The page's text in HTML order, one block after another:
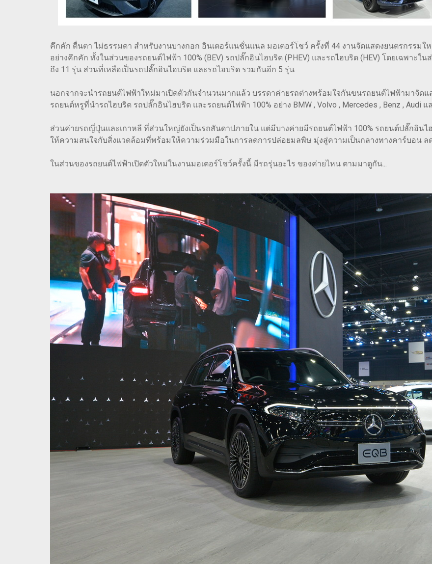
คึกคัก ตื่นตา ไม่ธรรมดา สำหรับงานบางกอก อินเตอร์แนชั่นแนล มอเตอร์โชว์ ครั้งที่ 44 งานจัดแสดงยนตรกรรม
อย่างคึกคัก ทั้งในส่วนของรถยนต์ไฟฟ้า 100% (BEV) รถปลั๊กอินไฮบริด (PHEV) และรถไฮบริด (HEV) โดยเฉพาะใ
ถึง 11 รุ่น ส่วนที่เหลือเป็นรถปลั๊กอินไฮบริด และรถไฮบริด รวมกันอีก 5 รุ่น
นอกจากจะนำรถยนต์ไฟฟ้าใหม่มาเปิดตัวกันจำนวนมากแล้ว บรรดาค่ายรถต่างพร้อมใจกันขนรถยนต์ไฟฟ้ามาจัดแ
รถยนต์หรูที่นำรถไฮบริด รถปลั๊กอินไฮบริด และรถยนต์ไฟฟ้า 100% อย่าง BMW , Volvo , Mercedes , Benz , Audi แ
ส่วนค่ายรถญี่ปุ่นและเกาหลี ที่ส่วนใหญ่ยังเป็นรถสันดาปภายใน แต่มีบางค่ายมีรถยนต์ไฟฟ้า 100% รถยนต์ปลั๊กอินไ
ให้ความสนใจกับสิ่งแวดล้อมที่พร้อมให้ความร่วมมือในการลดการปล่อยมลพิษ มุ่งสู่ความเป็นกลางทางคาร์บอน ลด
ในส่วนของรถยนต์ไฟฟ้าเปิดตัวใหม่ในงานมอเตอร์โชว์ครั้งนี้ มีรถรุ่นอะไร ของค่ายไหน ตามมาดูกัน...